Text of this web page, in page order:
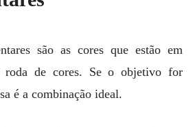
são as cores que estão em
roda de cores. Se o objetivo for
é a combinação ideal.